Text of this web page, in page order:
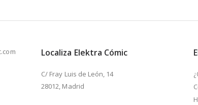
Localiza Elektra Cómic
C/ Fray Luis de León, 14
28012, Madrid